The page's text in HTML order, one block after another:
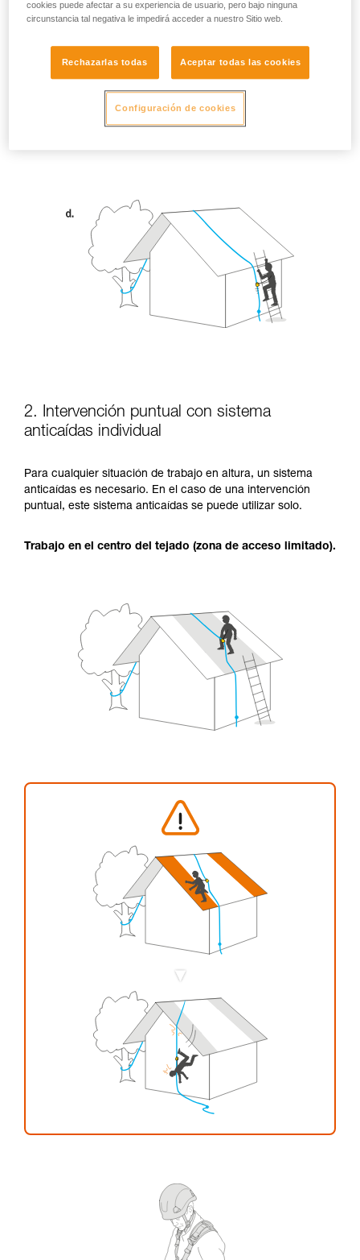
2. Intervención puntual con sistema
anticaídas individual
Para cualquier situación de trabajo en altura, un sistema
anticaídas es necesario. En el caso de una intervención
puntual, este sistema anticaídas se puede utilizar solo.
Trabajo en el centro del tejado (zona de acceso limitado).
cookies puede afectar a su experiencia de usuario, pero bajo ninguna
circunstancia tal negativa le impedirá acceder a nuestro Sitio web.
Rechazarlas todas Aceptar todas las cookies
Configuración de cookies